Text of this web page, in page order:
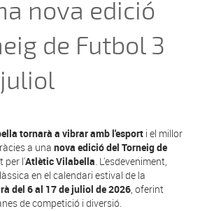
nova edició
de Futbol 3
tornarà a vibrar amb l'esport i el millor
a unanova edició del Torneig de
per l'Atlètic Vilabella. L'esdeveniment,
en el calendari estival de la
del 6 al 17 de juliol de 2026, oferint
de competició i diversió.